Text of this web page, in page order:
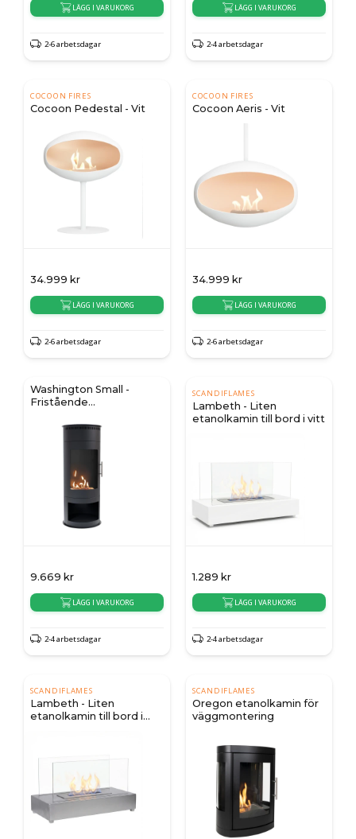
LÄGG I VARUKORG
2-6 arbetsdagar
LÄGG I VARUKORG
2-4 arbetsdagar
COCOON FIRES
Cocoon Pedestal - Vit
34.999 kr
LÄGG I VARUKORG
2-6 arbetsdagar
COCOON FIRES
Cocoon Aeris - Vit
34.999 kr
LÄGG I VARUKORG
2-6 arbetsdagar
Washington Small -
Fristående
9.669 kr
LÄGG I VARUKORG
2-4 arbetsdagar
SCANDIFLAMES
Lambeth - Liten
etanolkamin till bord i vitt
1.289 kr
LÄGG I VARUKORG
2-4 arbetsdagar
SCANDIFLAMES
Lambeth - Liten
etanolkamin till bord i
SCANDIFLAMES
Oregon etanolkamin för
väggmontering